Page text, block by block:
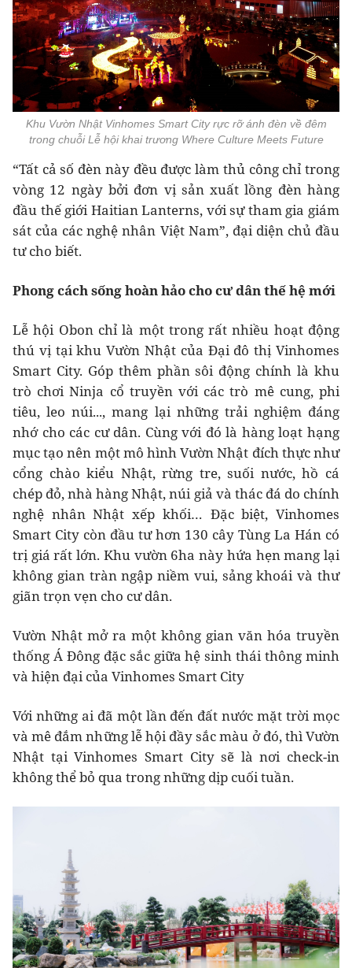
Khu Vườn Nhật Vinhomes Smart City rực rỡ ánh đèn về đêm
trong chuỗi Lễ hội khai trương Where Culture Meets Future
“Tất cả số đèn này đều được làm thủ công chỉ trong
vòng 12 ngày bởi đơn vị sản xuất lồng đèn hàng
đầu thế giới Haitian Lanterns, với sự tham gia giám
sát của các nghệ nhân Việt Nam”, đại diện chủ đầu
tư cho biết.
Phong cách sống hoàn hảo cho cư dân thế hệ mới
Lễ hội Obon chỉ là một trong rất nhiều hoạt động
thú vị tại khu Vườn Nhật của Đại đô thị Vinhomes
Smart City. Góp thêm phần sôi động chính là khu
trò chơi Ninja cổ truyền với các trò mê cung, phi
tiêu, leo núi..., mang lại những trải nghiệm đáng
nhớ cho các cư dân. Cùng với đó là hàng loạt hạng
mục tạo nên một mô hình Vườn Nhật đích thực như
cổng chào kiểu Nhật, rừng tre, suối nước, hồ cá
chép đỏ, nhà hàng Nhật, núi giả và thác đá do chính
nghệ nhân Nhật xếp khối… Đặc biệt, Vinhomes
Smart City còn đầu tư hơn 130 cây Tùng La Hán có
trị giá rất lớn. Khu vườn 6ha này hứa hẹn mang lại
không gian tràn ngập niềm vui, sảng khoái và thư
giãn trọn vẹn cho cư dân.
Vườn Nhật mở ra một không gian văn hóa truyền
thống Á Đông đặc sắc giữa hệ sinh thái thông minh
và hiện đại của Vinhomes Smart City
Với những ai đã một lần đến đất nước mặt trời mọc
và mê đắm những lễ hội đầy sắc màu ở đó, thì Vườn
Nhật tại Vinhomes Smart City sẽ là nơi check-in
không thể bỏ qua trong những dịp cuối tuần.